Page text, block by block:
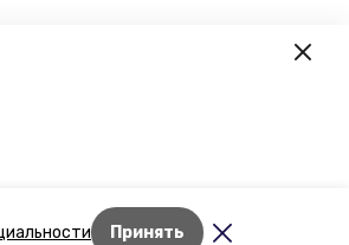
Принять
Лента новостей